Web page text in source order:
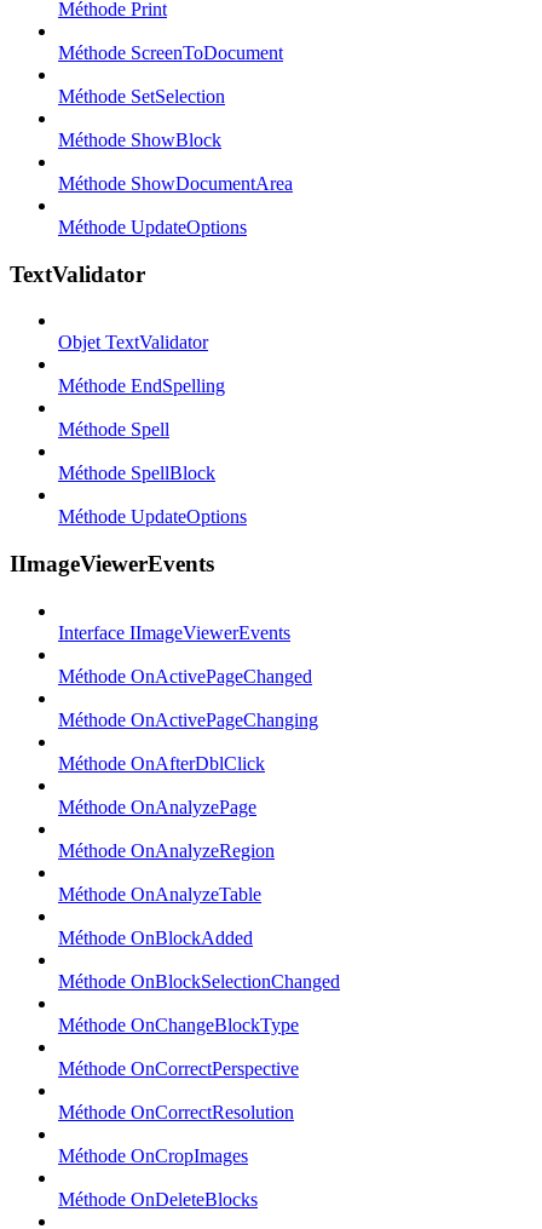
Méthode Print
Méthode ScreenToDocument
Méthode SetSelection
Méthode ShowBlock
Méthode ShowDocumentArea
Méthode UpdateOptions
TextValidator
Objet TextValidator
Méthode EndSpelling
Méthode Spell
Méthode SpellBlock
Méthode UpdateOptions
IImageViewerEvents
Interface IImageViewerEvents
Méthode OnActivePageChanged
Méthode OnActivePageChanging
Méthode OnAfterDblClick
Méthode OnAnalyzePage
Méthode OnAnalyzeRegion
Méthode OnAnalyzeTable
Méthode OnBlockAdded
Méthode OnBlockSelectionChanged
Méthode OnChangeBlockType
Méthode OnCorrectPerspective
Méthode OnCorrectResolution
Méthode OnCropImages
Méthode OnDeleteBlocks